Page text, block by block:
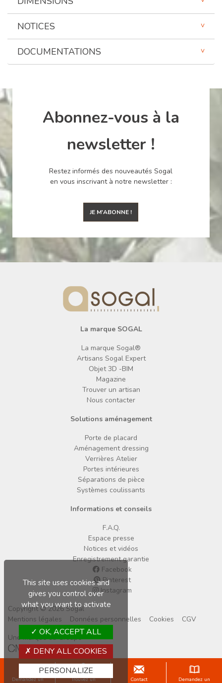
Demandez un Trouvez un Contact Demandez un
NOTICES
DOCUMENTATIONS
Abonnez-vous à la
newsletter !
Restez informés des nouveautés Sogal
en vous inscrivant à notre newsletter :
JE M'ABONNE !
La marque SOGAL
La marque Sogal®
Artisans Sogal Expert
Objet 3D -BIM
Magazine
Trouver un artisan
Nous contacter
Solutions aménagement
Porte de placard
Aménagement dressing
Verrières Atelier
Portes intérieures
Séparations de pièce
Systèmes coulissants
Informations et conseils
F.A.Q.
Espace presse
Notices et vidéos
Enregistrement garantie
Facebook
Pinterest
Instagram
Copyright © 2026 Sogal
Mentions légales
Données personnelles Cookies
CGV
Une marque du Groupe
This site uses cookies and
gives you control over
what you want to activate
OK, ACCEPT ALL
DENY ALL COOKIES
PERSONALIZE